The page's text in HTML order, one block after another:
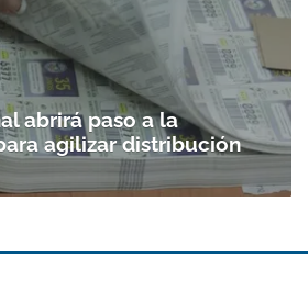
abrirá paso a la
agilizar distribución